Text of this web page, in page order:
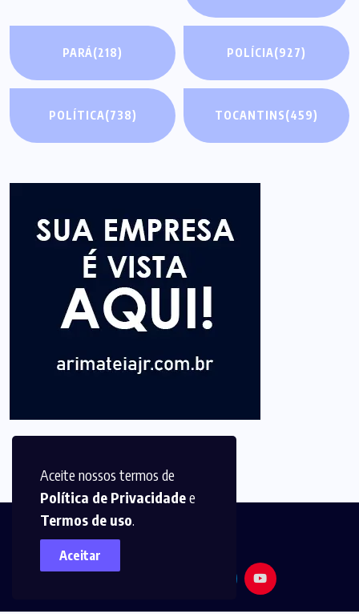
Aceite nossos termos de
Política de Privacidadee
Termos de uso.
Aceitar
PARÁ(218) POLÍCIA(927)
POLÍTICA(738) TOCANTINS(459)